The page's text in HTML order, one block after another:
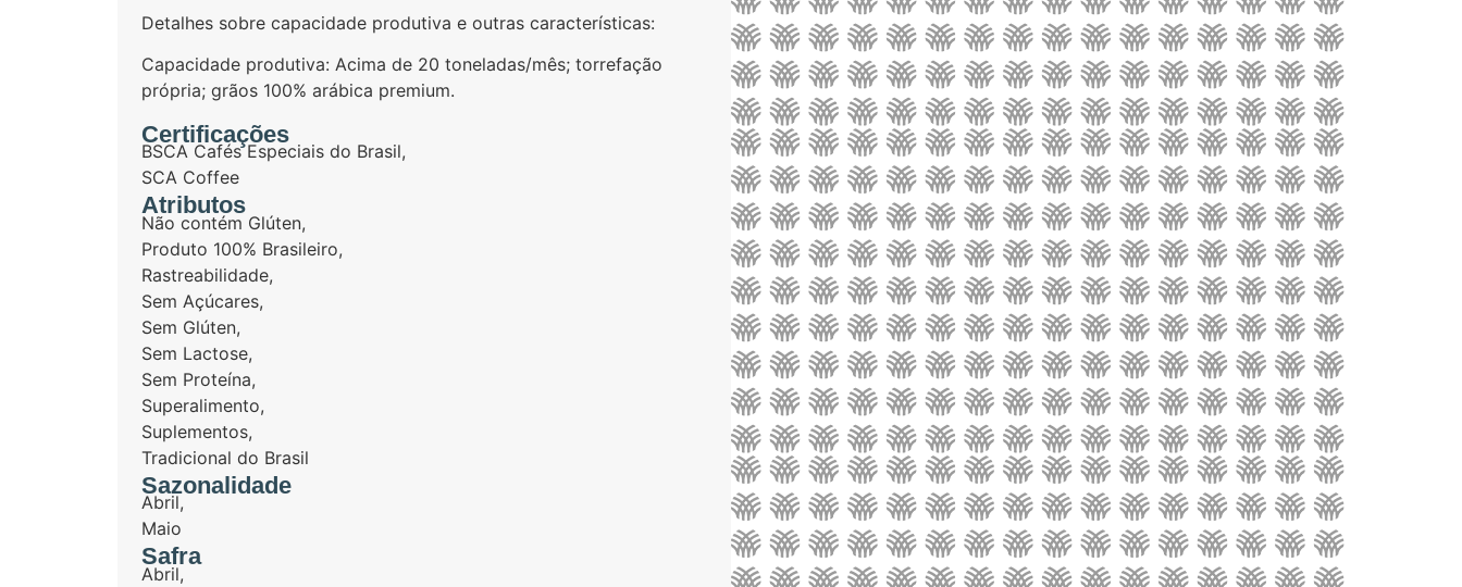
Detalhes sobre capacidade produtiva e outras características:
Capacidade produtiva: Acima de 20 toneladas/mês; torrefação
própria; grãos 100% arábica premium.
Certificações
BSCA Cafés Especiais do Brasil,
SCA Coffee
Atributos
Não contém Glúten,
Produto 100% Brasileiro,
Rastreabilidade,
Sem Açúcares,
Sem Glúten,
Sem Lactose,
Sem Proteína,
Superalimento,
Suplementos,
Tradicional do Brasil
Sazonalidade
Abril,
Maio
Safra
Abril,